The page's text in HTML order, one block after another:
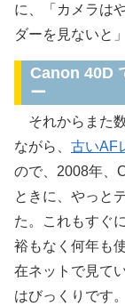
に、「カメラは
ダーを見ないと
Canon 40D
ー
それからまた
ながら、 古いAF
ので、2008年、
ときに、やっと
た。これもすぐ
裕もなく何年も
在ネットで見て
はびっくりです